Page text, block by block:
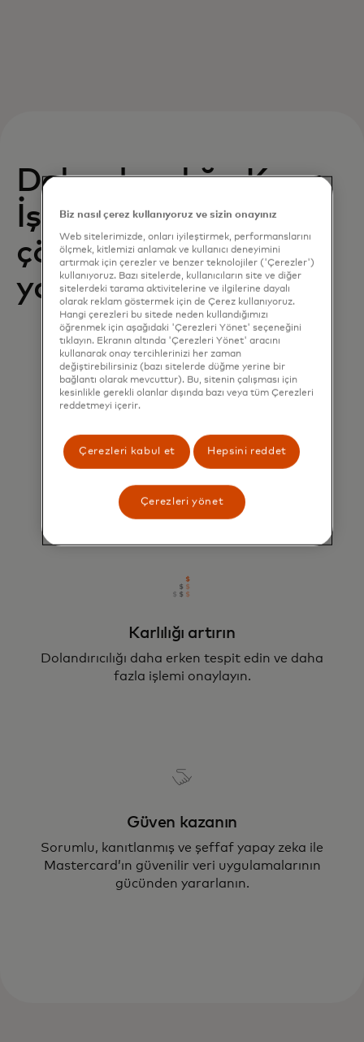
Dolandırıcılığa Karşı
İşlem Takibi
çözümünden nasıl
yararlanabilirsiniz?
Anında devreye alım
İlk günden itibaren yatırım getirisini (ROI)
görmeye başlayın.
Karlılığı artırın
Dolandırıcılığı daha erken tespit edin ve daha
fazla işlemi onaylayın.
Güven kazanın
Sorumlu, kanıtlanmış ve şeffaf yapay zeka ile
Mastercard’ın güvenilir veri uygulamalarının
gücünden yararlanın.
Biz nasıl çerez kullanıyoruz ve sizin onayınız
Web sitelerimizde, onları iyileştirmek, performanslarını
ölçmek, kitlemizi anlamak ve kullanıcı deneyimini
artırmak için çerezler ve benzer teknolojiler ('Çerezler')
kullanıyoruz. Bazı sitelerde, kullanıcıların site ve diğer
sitelerdeki tarama aktivitelerine ve ilgilerine dayalı
olarak reklam göstermek için de Çerez kullanıyoruz.
Hangi çerezleri bu sitede neden kullandığımızı
öğrenmek için aşağıdaki 'Çerezleri Yönet' seçeneğini
tıklayın. Ekranın altında 'Çerezleri Yönet' aracını
kullanarak onay tercihlerinizi her zaman
değiştirebilirsiniz (bazı sitelerde düğme yerine bir
bağlantı olarak mevcuttur). Bu, sitenin çalışması için
kesinlikle gerekli olanlar dışında bazı veya tüm Çerezleri
reddetmeyi içerir.
Çerezleri kabul et Hepsini reddet
Çerezleri yönet